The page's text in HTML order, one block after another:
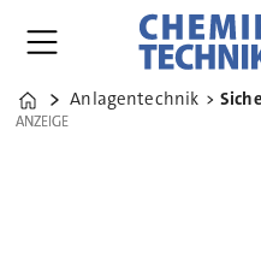
Home
Anlagentechnik
ANZEIGE
ANZEIGE